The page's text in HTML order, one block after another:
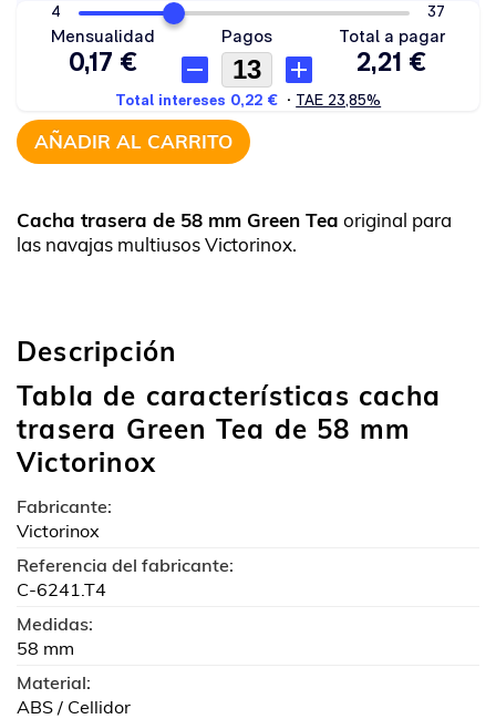
AÑADIR AL CARRITO
Cacha trasera de 58 mm Green Tea original para
las navajas multiusos Victorinox.
Descripción
Tabla de características cacha
trasera Green Tea de 58 mm
Victorinox
Fabricante:
Victorinox
Referencia del fabricante:
C-6241.T4
Medidas:
58 mm
Material:
ABS / Cellidor